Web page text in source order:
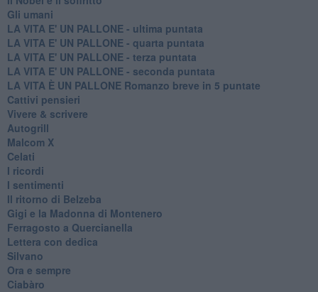
Gli umani
LA VITA E' UN PALLONE - ultima puntata
LA VITA E' UN PALLONE - quarta puntata
LA VITA E' UN PALLONE - terza puntata
LA VITA E' UN PALLONE - seconda puntata
LA VITA È UN PALLONE Romanzo breve in 5 puntate
Cattivi pensieri
Vivere & scrivere
Autogrill
Malcom X
Celati
I ricordi
I sentimenti
Il ritorno di Belzeba
Gigi e la Madonna di Montenero
Ferragosto a Quercianella
Lettera con dedica
Silvano
Ora e sempre
Ciabàro